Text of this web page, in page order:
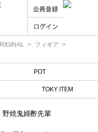
フィギア
POT
TOKY ITEM